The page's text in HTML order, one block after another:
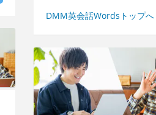
DMM英会話Wordsトップへ